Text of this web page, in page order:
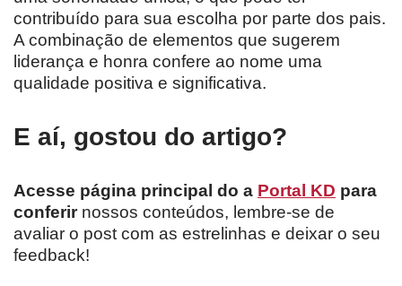
contribuído para sua escolha por parte dos pais.
A combinação de elementos que sugerem
liderança e honra confere ao nome uma
qualidade positiva e significativa.
E aí, gostou do artigo?
Acesse página principal do a Portal KD para
conferirnossos conteúdos, lembre-se de
avaliar o post com as estrelinhas e deixar o seu
feedback!